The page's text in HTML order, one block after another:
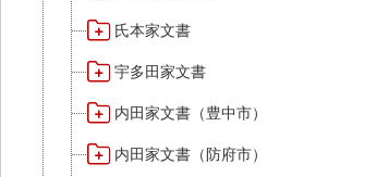
氏本家文書
宇多田家文書
内田家文書（豊中市）
内田家文書（防府市）